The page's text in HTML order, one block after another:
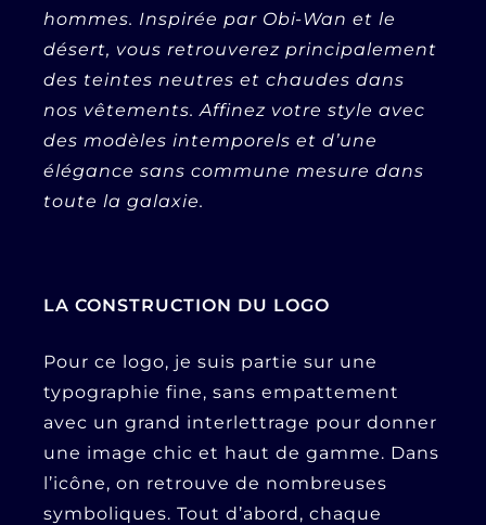
hommes. Inspirée par Obi-Wan et le
désert, vous retrouverez principalement
des teintes neutres et chaudes dans
nos vêtements. Affinez votre style avec
des modèles intemporels et d’une
élégance sans commune mesure dans
toute la galaxie.
LA CONSTRUCTION DU LOGO
Pour ce logo, je suis partie sur une
typographie fine, sans empattement
avec un grand interlettrage pour donner
une image chic et haut de gamme. Dans
l’icône, on retrouve de nombreuses
symboliques. Tout d’abord, chaque